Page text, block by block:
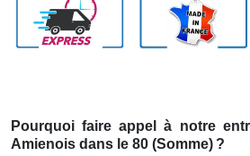
Pourquoi faire appel à notre
Amienois dans le 80 (Somme) ?